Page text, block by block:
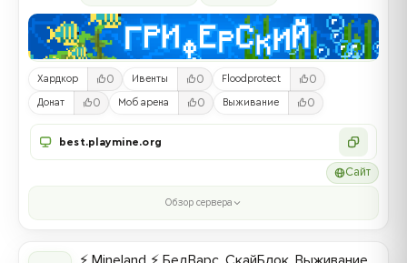
Хардкор 0 Ивенты 0 Floodprotect 0
Донат 0 Моб арена 0 Выживание 0
best.playmine.org
Сайт
Обзор сервера